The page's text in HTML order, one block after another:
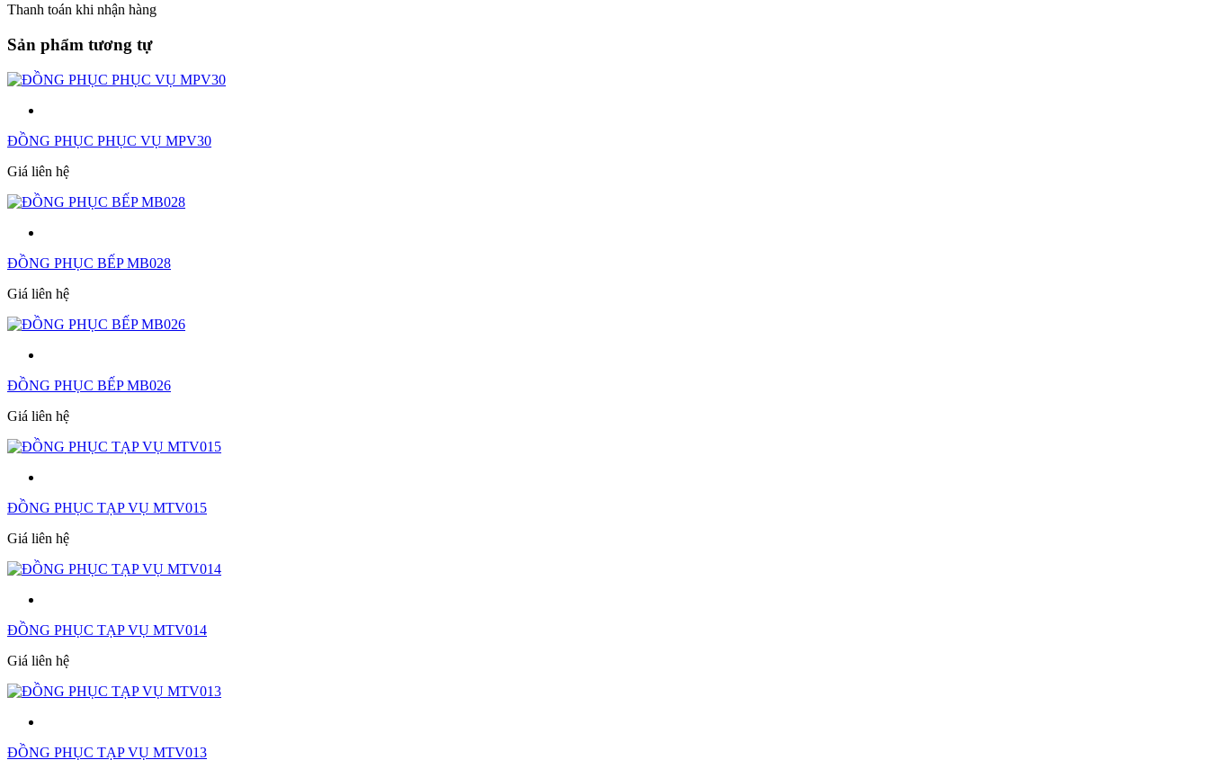
Thanh toán khi nhận hàng
Sản phẩm tương tự
ĐỒNG PHỤC PHỤC VỤ MPV30
Giá liên hệ
ĐỒNG PHỤC BẾP MB028
Giá liên hệ
ĐỒNG PHỤC BẾP MB026
Giá liên hệ
ĐỒNG PHỤC TẠP VỤ MTV015
Giá liên hệ
ĐỒNG PHỤC TẠP VỤ MTV014
Giá liên hệ
ĐỒNG PHỤC TẠP VỤ MTV013